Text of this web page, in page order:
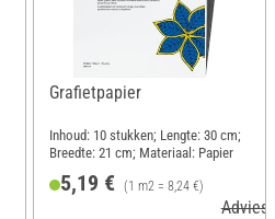
Grafietpapier
Inhoud: 10 stukken; Lengte: 30 cm;
Breedte: 21 cm; Materiaal: Papier
5,19 € (1 m2 = 8,24 €)